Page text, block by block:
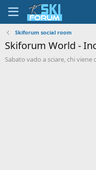
Skiforum social room
Skiforum World -
Sabato vado a sciare, chi viene